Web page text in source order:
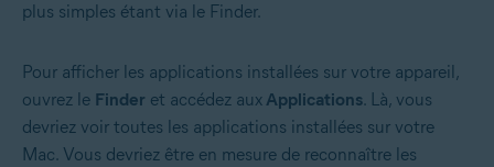
plus simples étant via le Finder.
Pour afficher les applications installées sur votre appareil,
ouvrez le Finder et accédez auxApplications. Là, vous
devriez voir toutes les applications installées sur votre
Mac. Vous devriez être en mesure de reconnaître les